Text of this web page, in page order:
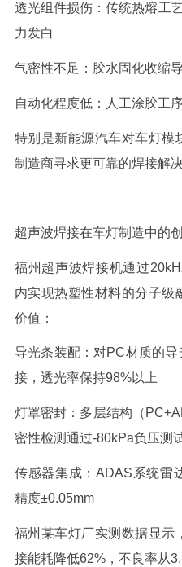
透光组件损伤：传统热熔工
力发白
气密性不足：胶水固化收缩
自动化程度低：人工涂胶工
特别是新能源汽车对车灯模
制造商寻求更可靠的焊接解决
超声波焊接在车灯制造中的
福州超声波焊接机通过
内实现热塑性材料的分子级
价值：
导光条装配：对PC材质的导
接，透光率保持98%以上
灯罩密封：多层结构（
密性检测通过-80kPa负压测
传感器集成：ADAS系统雷
精度±0.05mm
福州某车灯厂实测数据显示
接能耗降低62%，不良率从